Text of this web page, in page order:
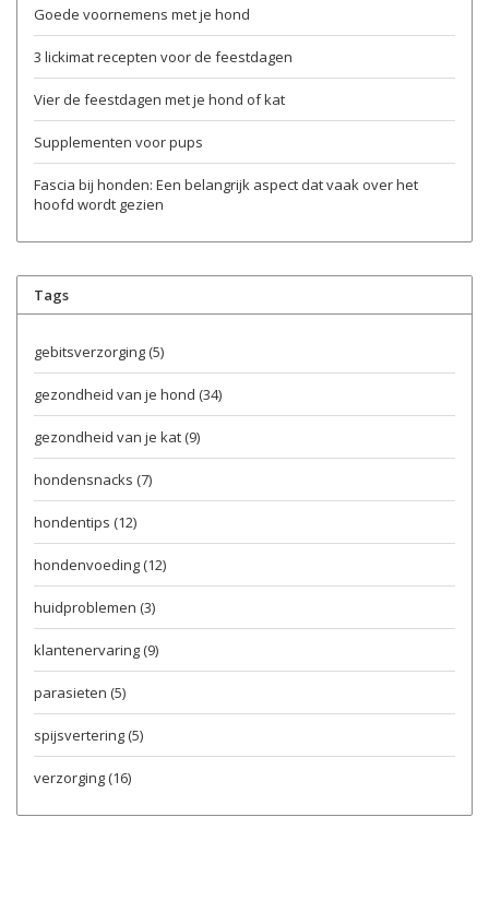
Goede voornemens met je hond
3 lickimat recepten voor de feestdagen
Vier de feestdagen met je hond of kat
Supplementen voor pups
Fascia bij honden: Een belangrijk aspect dat vaak over het
hoofd wordt gezien
Tags
gebitsverzorging(5)
gezondheid van je hond (34)
gezondheid van je kat(9)
hondensnacks (7)
hondentips (12)
hondenvoeding(12)
huidproblemen (3)
klantenervaring(9)
parasieten (5)
spijsvertering(5)
verzorging(16)